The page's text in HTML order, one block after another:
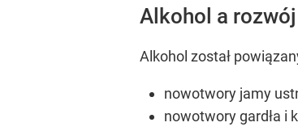
Alkohol a
Alkohol został
nowotwory jamy
nowotwory gardła i